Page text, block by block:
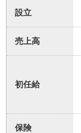
設立
売上高
初任給
保険